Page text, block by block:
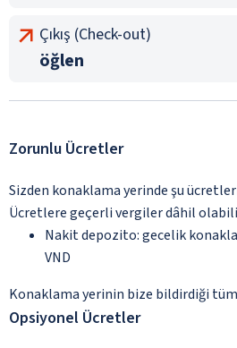
Çıkış (Check-out)
öğlen
Zorunlu Ücretler
Sizden konaklama yerinde şu
Ücretlere geçerli vergiler dâhil
Nakit depozito: gecelik
VND
Konaklama yerinin bize bildirdiği
Opsiyonel Ücretler